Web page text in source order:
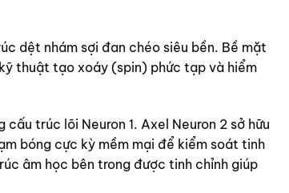
dệt nhám sợi đan chéo siêu bền. Bề mặt
thuật tạo xoáy (spin) phức tạp và hiểm
trúc lõi Neuron 1. Axel Neuron 2 sở hữu
bóng cực kỳ mềm mại để kiểm soát tinh
âm học bên trong được tinh chỉnh giúp